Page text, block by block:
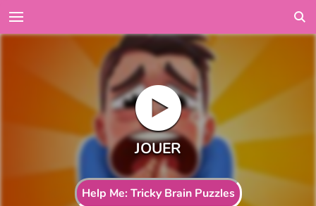
Help Me: Tricky Brain Puzzles